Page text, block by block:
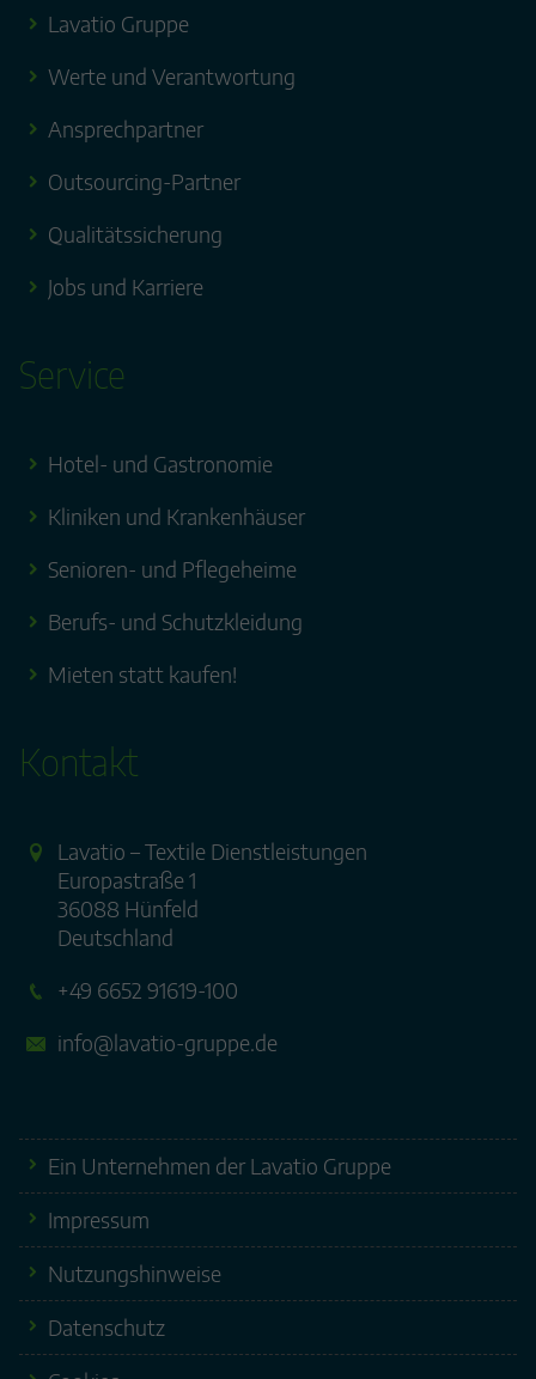
Lavatio Gruppe
Werte und Verantwortung
Ansprechpartner
Outsourcing-Partner
Qualitätssicherung
Jobs und Karriere
Service
Hotel- und Gastronomie
Kliniken und Krankenhäuser
Senioren- und Pflegeheime
Berufs- und Schutzkleidung
Mieten statt kaufen!
Kontakt
Lavatio – Textile Dienstleistungen
Europastraße 1
36088 Hünfeld
Deutschland
+49 6652 91619-100
info@lavatio-gruppe.de
Ein Unternehmen der Lavatio Gruppe
Impressum
Nutzungshinweise
Datenschutz